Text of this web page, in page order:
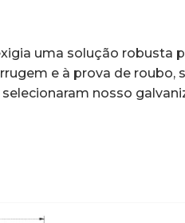
uma solução robusta
e à prova de
nosso